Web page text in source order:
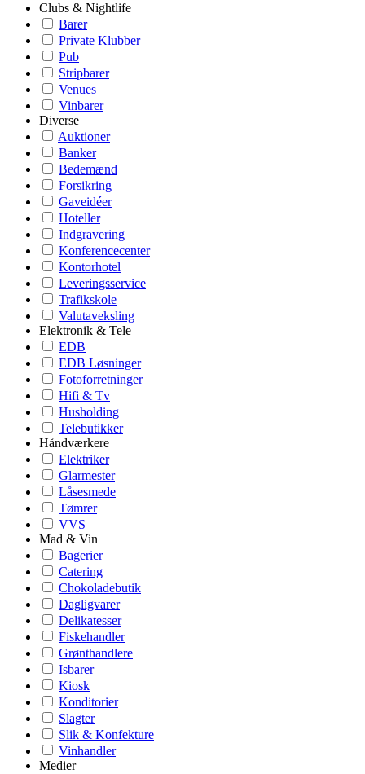
Clubs & Nightlife
Barer
Private Klubber
Pub
Stripbarer
Venues
Vinbarer
Diverse
Auktioner
Banker
Bedemænd
Forsikring
Gaveidéer
Hoteller
Indgravering
Konferencecenter
Kontorhotel
Leveringsservice
Trafikskole
Valutaveksling
Elektronik & Tele
EDB
EDB Løsninger
Fotoforretninger
Hifi & Tv
Husholding
Telebutikker
Håndværkere
Elektriker
Glarmester
Låsesmede
Tømrer
VVS
Mad & Vin
Bagerier
Catering
Chokoladebutik
Dagligvarer
Delikatesser
Fiskehandler
Grønthandlere
Isbarer
Kiosk
Konditorier
Slagter
Slik & Konfekture
Vinhandler
Medier